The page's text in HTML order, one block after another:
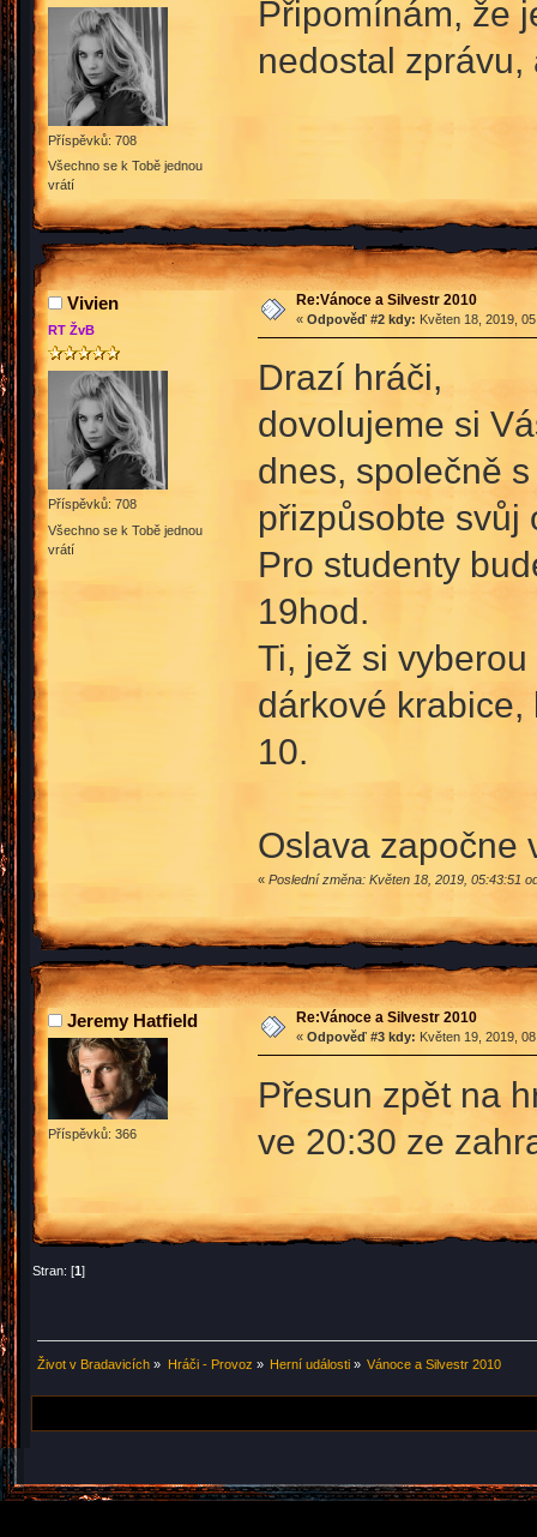
Příspěvků: 708
Všechno se k Tobě jednou
vrátí
Připomínám, že
nedostal
Vivien
RT ŽvB
Příspěvků: 708
Všechno se k Tobě jednou
vrátí
Re:Vánoce a Silvestr 2010
« Odpověď #2 kdy: Květen 18, 2019,
Drazí hráči,
dovolujeme si
dnes, společně
přizpůsobte svůj
Pro studenty
19hod.
Ti, jež si
dárkové
10.
Oslava započne
« Poslední změna: Květen 18, 2019, 05:43:51
Jeremy Hatfield
Příspěvků: 366
Re:Vánoce a Silvestr 2010
« Odpověď #3 kdy: Květen 19, 2019,
Přesun zpět na
ve 20:30 ze
Stran: [1]
Život v Bradavicích » Hráči - Provoz » Herní události» Vánoce a Silvestr 2010